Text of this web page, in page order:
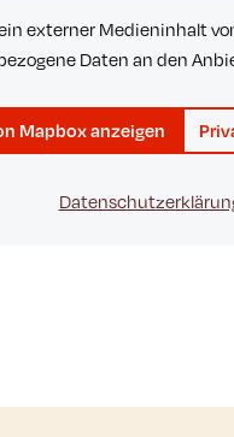
externer Medieninhalt
Daten an den
Mapbox anzeigen